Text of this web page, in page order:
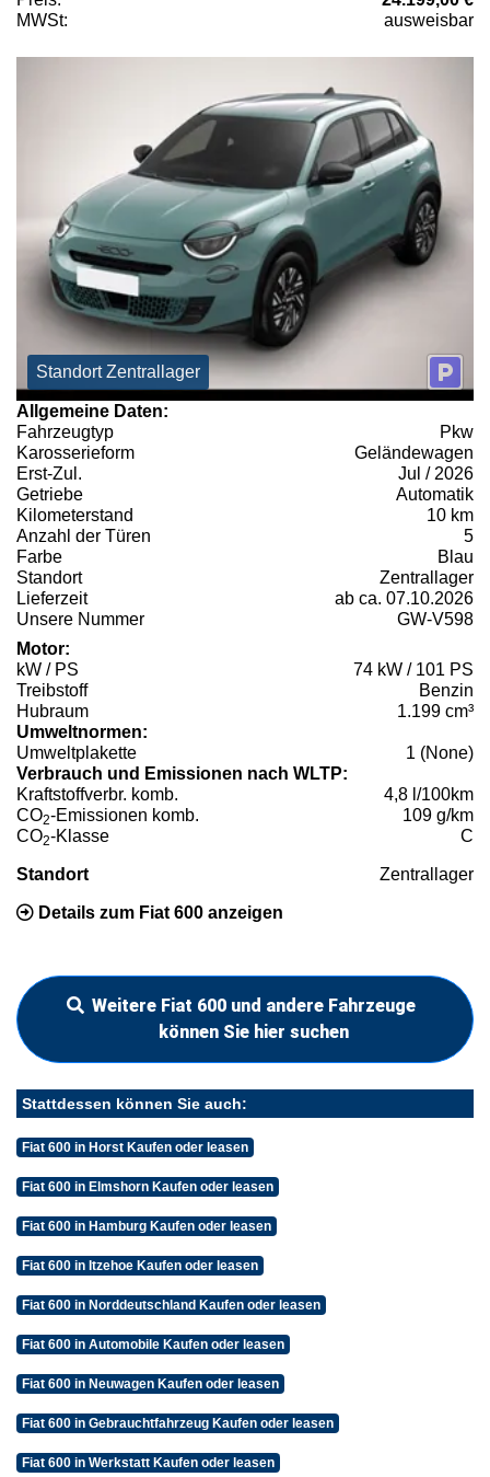
MWSt:
ausweisbar
Standort Zentrallager
Allgemeine Daten:
Fahrzeugtyp
Pkw
Karosserieform
Geländewagen
Erst-Zul.
Jul / 2026
Getriebe
Automatik
Kilometerstand
10 km
Anzahl der Türen
5
Farbe
Blau
Standort
Zentrallager
Lieferzeit
ab ca. 07.10.2026
Unsere Nummer
GW-V598
Motor:
kW / PS
74 kW / 101 PS
Treibstoff
Benzin
Hubraum
1.199 cm³
Umweltnormen:
Umweltplakette
1 (None)
Verbrauch und Emissionen nach WLTP:
Kraftstoffverbr. komb.
4,8 l/100km
CO2-Emissionen komb.
109 g/km
CO2-Klasse C
Standort Zentrallager
Details zum Fiat 600 anzeigen
Weitere Fiat 600 und andere Fahrzeuge
können Sie hier suchen
Stattdessen können Sie auch:
Fiat 600 in Horst Kaufen oder leasen
Fiat 600 in Elmshorn Kaufen oder leasen
Fiat 600 in Hamburg Kaufen oder leasen
Fiat 600 in Itzehoe Kaufen oder leasen
Fiat 600 in Norddeutschland Kaufen oder leasen
Fiat 600 in Automobile Kaufen oder leasen
Fiat 600 in Neuwagen Kaufen oder leasen
Fiat 600 in Gebrauchtfahrzeug Kaufen oder leasen
Fiat 600 in Werkstatt Kaufen oder leasen